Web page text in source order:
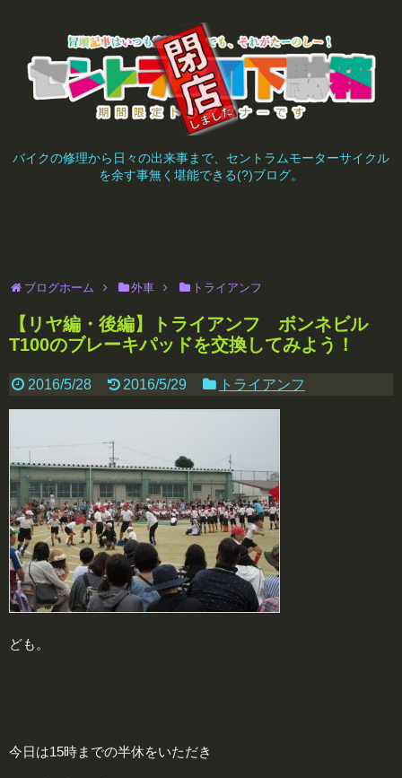
バイクの修理から日々の出来事まで、セントラムモーターサイクル
を余す事無く堪能できる(?)ブログ。
ブログホーム 外車 トライアンフ
【リヤ編・後編】トライアンフ ボンネビル
T100のブレーキパッドを交換してみよう！
2016/5/28 2016/5/29 トライアンフ
ども。
今日は15時までの半休をいただき